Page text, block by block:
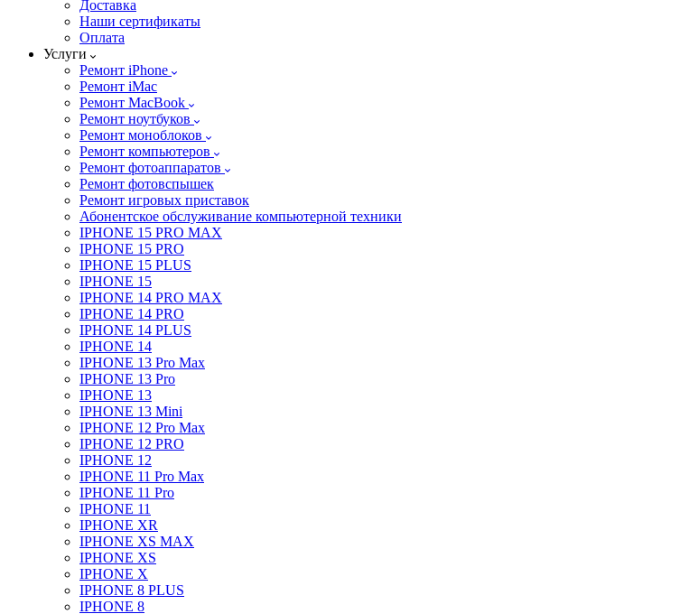
Доставка
Наши сертификаты
Оплата
Услуги
Ремонт iPhone
Ремонт iMac
Ремонт MacBook
Ремонт ноутбуков
Ремонт моноблоков
Ремонт компьютеров
Ремонт фотоаппаратов
Ремонт фотовспышек
Ремонт игровых приставок
Абонентское обслуживание компьютерной техники
IPHONE 15 PRO MAX
IPHONE 15 PRO
IPHONE 15 PLUS
IPHONE 15
IPHONE 14 PRO MAX
IPHONE 14 PRO
IPHONE 14 PLUS
IPHONE 14
IPHONE 13 Pro Max
IPHONE 13 Pro
IPHONE 13
IPHONE 13 Mini
IPHONE 12 Pro Max
IPHONE 12 PRO
IPHONE 12
IPHONE 11 Pro Max
IPHONE 11 Pro
IPHONE 11
IPHONE XR
IPHONE XS MAX
IPHONE XS
IPHONE X
IPHONE 8 PLUS
IPHONE 8